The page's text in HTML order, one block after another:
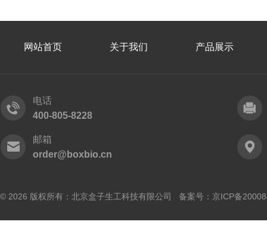
网站首页 关于我们 产品展示
电话
400-805-8228
邮箱
order@boxbio.cn
© 2026 版权所有：北京盒子生工科技有限公司 备案号： 京ICP备